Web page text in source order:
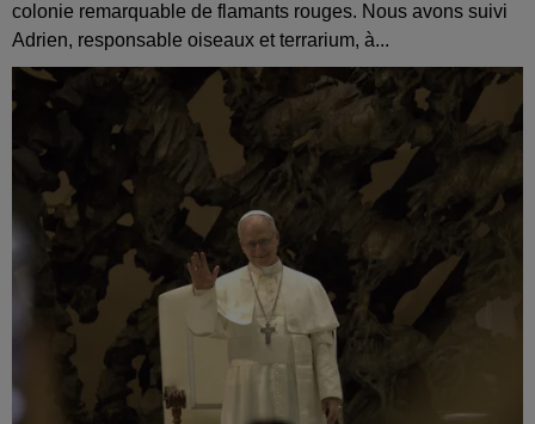
colonie remarquable de flamants rouges. Nous avons suivi
Adrien, responsable oiseaux et terrarium, à...